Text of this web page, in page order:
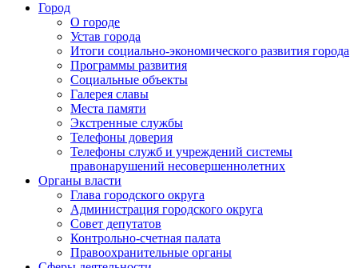
Город
О городе
Устав города
Итоги социально-экономического развития города
Программы развития
Социальные объекты
Галерея славы
Места памяти
Экстренные службы
Телефоны доверия
Телефоны служб и учреждений системы
правонарушений несовершеннолетних
Органы власти
Глава городского округа
Администрация городcкого округа
Совет депутатов
Контрольно-счетная палата
Правоохранительные органы